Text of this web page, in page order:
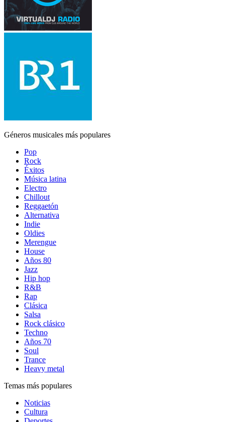
Géneros musicales más populares
Pop
Rock
Éxitos
Música latina
Electro
Chillout
Reggaetón
Alternativa
Indie
Oldies
Merengue
House
Años 80
Jazz
Hip hop
R&B
Rap
Clásica
Salsa
Rock clásico
Techno
Años 70
Soul
Trance
Heavy metal
Temas más populares
Noticias
Cultura